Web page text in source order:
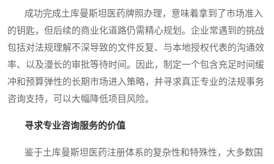
成功完成土库曼斯坦医药牌照办理，意味着拿到了市场准入
的钥匙，但后续的商业化道路仍需精心规划。企业常遇到的挑战
包括对法规理解不深导致的文件反复、与本地授权代表的沟通效
率、以及漫长的审批等待时间。因此，制定一个包含充足时间缓
冲和预算弹性的长期市场进入策略，并寻求真正专业的法规事务
咨询支持，可以大幅降低项目风险。
寻求专业咨询服务的价值
鉴于土库曼斯坦医药注册体系的复杂性和特殊性，大多数国